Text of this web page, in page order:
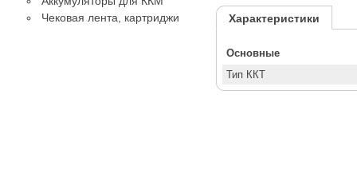
Чековая лента, картриджи
Характеристики
Основные
Тип ККТ